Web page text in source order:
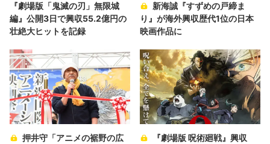
『劇場版「鬼滅の刃」無限城
編』公開3日で興収55.2億円の
壮絶大ヒットを記録
新海誠『すずめの戸締ま
り』が海外興収歴代1位の日本
映画作品に
押井守「アニメの裾野の広
『劇場版 呪術廻戦』興収